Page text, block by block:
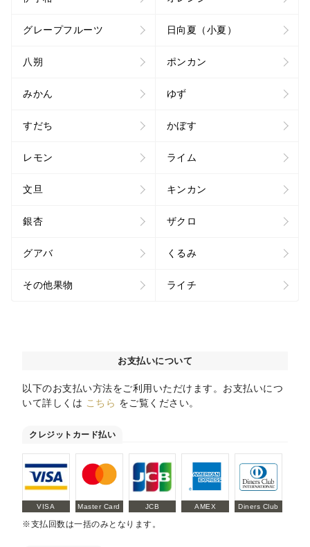
グレープフルーツ 日向夏（小夏）
八朔 ポンカン
みかん ゆず
すだち かぼす
レモン ライム
文旦 キンカン
銀杏 ザクロ
グアバ くるみ
その他果物 ライチ
お支払いについて
以下のお支払い方法をご利用いただけます。お支払いにつ
いて詳しくは こちら をご覧ください。
クレジットカード払い
VISA Master Card JCB AMEX Diners Club
※支払回数は一括のみとなります。